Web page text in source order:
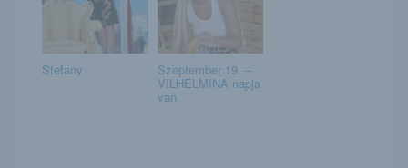
Stefany Szeptember 19. –
VILHELMINA napja
van